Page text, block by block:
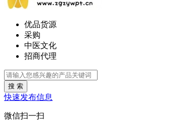
优品货源
采购
中医文化
招商代理
搜 索
快速发布信息
微信扫一扫